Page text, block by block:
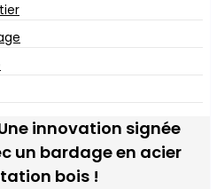
innovation signée
un bardage en acier
bois !